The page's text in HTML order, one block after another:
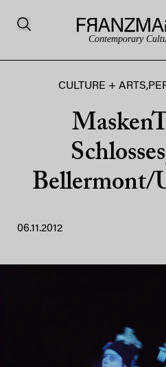
Contemporary
CULTURE + ARTS,
Bellermont/
06.11.2012